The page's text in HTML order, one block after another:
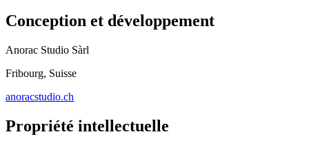
Conception et développement
Anorac Studio Sàrl
Fribourg, Suisse
anoracstudio.ch
Propriété intellectuelle